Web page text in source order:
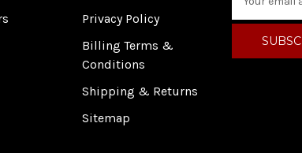
Privacy Policy
Billing Terms &
Conditions
Shipping & Returns
Sitemap
a
l